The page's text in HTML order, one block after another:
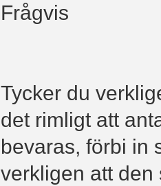
Frågvis
Tycker du
det rimligt att
bevaras, förbi in
verkligen att den